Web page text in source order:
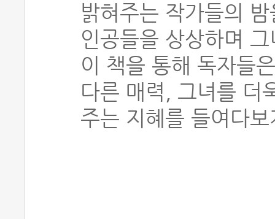
밝혀주는 작가들의
인공들을 상상하며
이 책을 통해 독자들
다른 매력, 그녀를 더
주는 지혜를 들여다